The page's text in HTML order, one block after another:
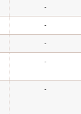
-
-
-
-
-